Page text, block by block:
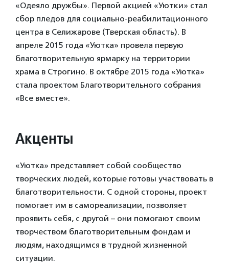
«Одеяло дружбы». Первой акцией «Уютки» стал
сбор пледов для социально-реабилитационного
центра в Селижарове (Тверская область). В
апреле 2015 года «Уютка» провела первую
благотворительную ярмарку на территории
храма в Строгино. В октябре 2015 года «Уютка»
стала проектом Благотворительного собрания
«Все вместе».
Акценты
«Уютка» представляет собой сообщество
творческих людей, которые готовы участвовать в
благотворительности. С одной стороны, проект
помогает им в самореализации, позволяет
проявить себя, с другой – они помогают своим
творчеством благотворительным фондам и
людям, находящимся в трудной жизненной
ситуации.